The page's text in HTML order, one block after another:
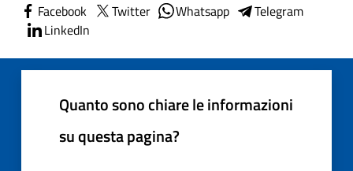
Facebook Twitter Whatsapp
Telegram
LinkedIn
Quanto sono chiare le informazioni
su questa pagina?